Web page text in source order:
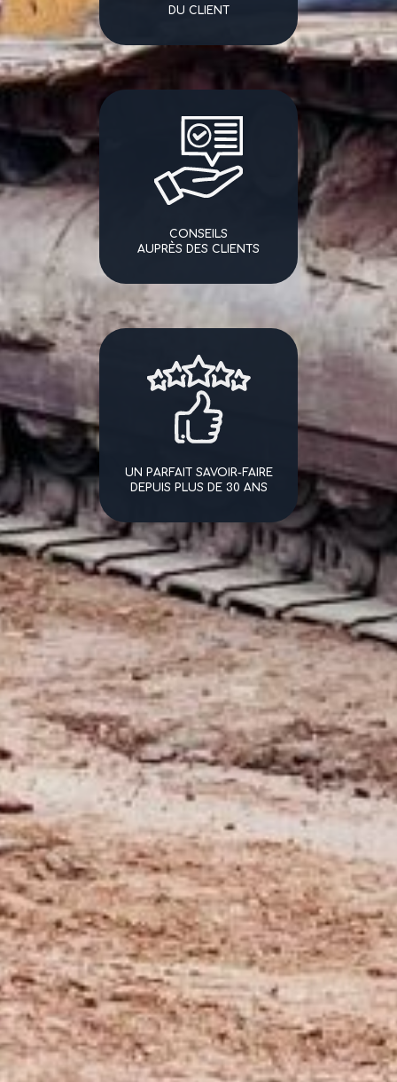
DU CLIENT
CONSEILS
AUPRÈS DES CLIENTS
UN PARFAIT SAVOIR-FAIRE
DEPUIS PLUS DE 30 ANS